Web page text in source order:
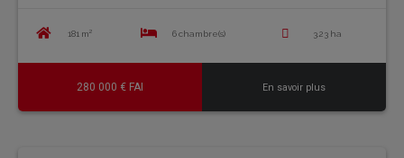
181 m² 6 chambre(s) 3.23 ha
280 000 € FAI En savoir plus